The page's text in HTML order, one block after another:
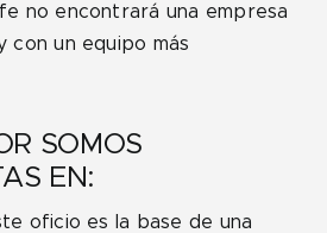
no encontrará una empresa
con un equipo más
SOMOS
EN:
oficio es la base de una